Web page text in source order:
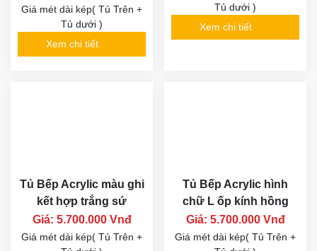
Giá mét dài kép( Tủ Trên +
Tủ dưới )
Xem chi tiết
Tủ dưới )
Xem chi tiết
Tủ Bếp Acrylic màu ghi
kết hợp trắng sứ
Giá: 5.700.000 Vnđ
Giá mét dài kép( Tủ Trên +
Tủ Bếp Acrylic hình
chữ L ốp kính hồng
Giá: 5.700.000 Vnđ
Giá mét dài kép( Tủ Trên +